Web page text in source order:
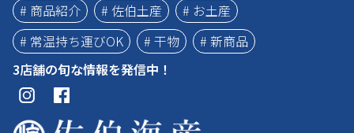
# 商品紹介
# 佐伯土産
# お土産
# 常温持ち運びOK
# 干物
# 新商品
3店舗の旬な情報を発信中！